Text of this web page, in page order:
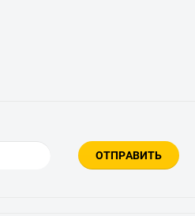
ОТПРАВИТЬ